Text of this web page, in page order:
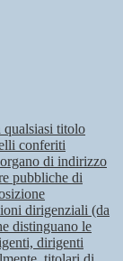
titolo
conferiti
di indirizzo
pubbliche di
dirigenziali (da
distinguano le
dirigenti